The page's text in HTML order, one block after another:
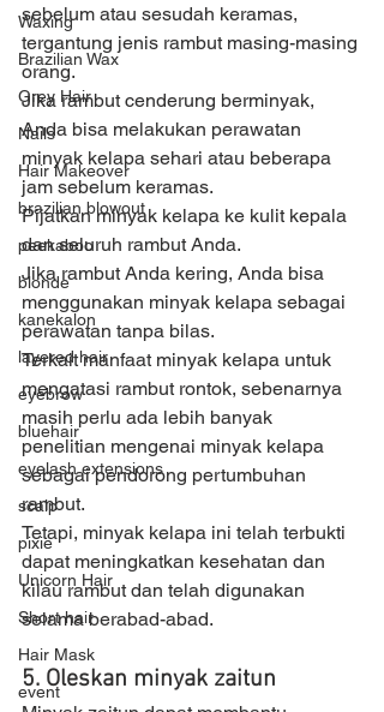
Waxing
Brazilian Wax
Grey Hair
Nails
Hair Makeover
brazilian blowout
peekaboo
blonde
kanekalon
layered hair
eyebrow
bluehair
eyelash extensions
scalp
pixie
Unicorn Hair
Short hair
Hair Mask
event
sebelum atau sesudah keramas,
tergantung jenis rambut masing-masing
orang.
Jika rambut cenderung berminyak,
Anda bisa melakukan perawatan
minyak kelapa sehari atau beberapa
jam sebelum keramas.
Pijatkan minyak kelapa ke kulit kepala
dan seluruh rambut Anda.
Jika rambut Anda kering, Anda bisa
menggunakan minyak kelapa sebagai
perawatan tanpa bilas.
Terkait manfaat minyak kelapa untuk
mengatasi rambut rontok, sebenarnya
masih perlu ada lebih banyak
penelitian mengenai minyak kelapa
sebagai pendorong pertumbuhan
rambut.
Tetapi, minyak kelapa ini telah terbukti
dapat meningkatkan kesehatan dan
kilau rambut dan telah digunakan
selama berabad-abad.
5. Oleskan minyak zaitun